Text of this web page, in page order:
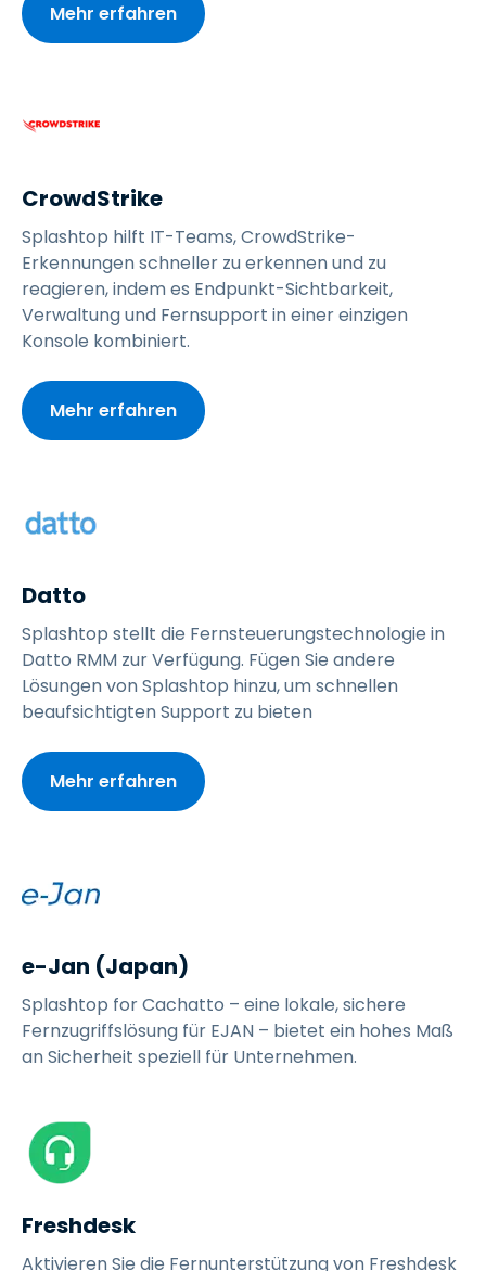
Mehr erfahren
CrowdStrike
Splashtop hilft IT-Teams, CrowdStrike-
Erkennungen schneller zu erkennen und zu
reagieren, indem es Endpunkt-Sichtbarkeit,
Verwaltung und Fernsupport in einer einzigen
Konsole kombiniert.
Mehr erfahren
Datto
Splashtop stellt die Fernsteuerungstechnologie in
Datto RMM zur Verfügung. Fügen Sie andere
Lösungen von Splashtop hinzu, um schnellen
beaufsichtigten Support zu bieten
Mehr erfahren
e-Jan (Japan)
Splashtop for Cachatto – eine lokale, sichere
Fernzugriffslösung für EJAN – bietet ein hohes Maß
an Sicherheit speziell für Unternehmen.
Freshdesk
Aktivieren Sie die Fernunterstützung von Freshdesk